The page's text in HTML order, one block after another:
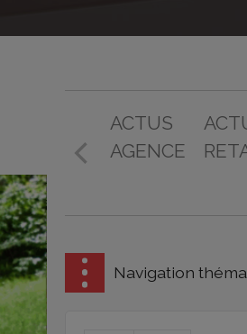
ACTUS
AGENCE
Navigation